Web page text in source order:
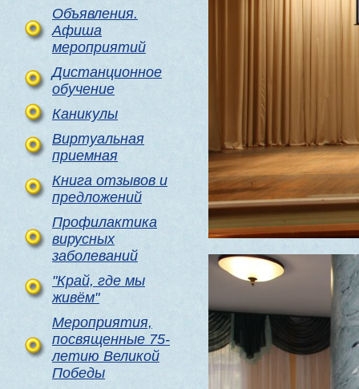
Объявления.
Афиша
мероприятий
Дистанционное
обучение
Каникулы
Виртуальная
приемная
Книга отзывов и
предложений
Профилактика
вирусных
заболеваний
"Край, где мы
живём"
Мероприятия,
посвященные 75-
летию Великой
Победы